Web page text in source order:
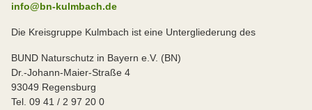
info@bn-kulmbach.de
Die Kreisgruppe Kulmbach ist eine Untergliederung des
BUND Naturschutz in Bayern e.V. (BN)
Dr.-Johann-Maier-Straße 4
93049 Regensburg
Tel. 09 41 / 2 97 20 0